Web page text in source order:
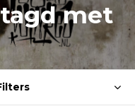
met